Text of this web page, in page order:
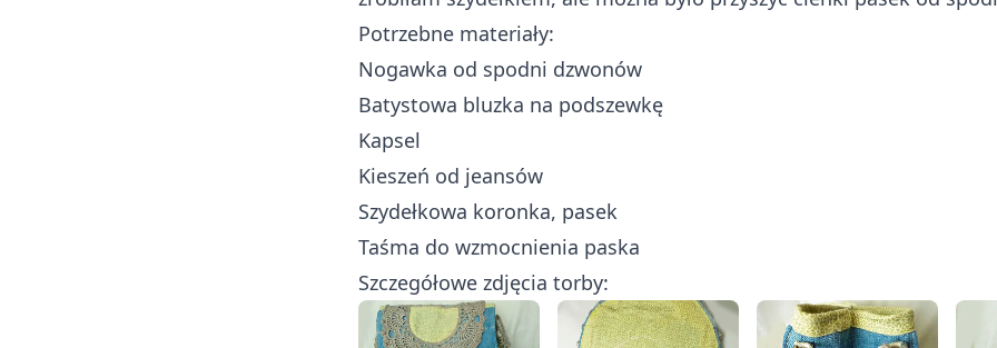
Potrzebne materiały:
Nogawka od spodni dzwonów
Batystowa bluzka na podszewkę
Kapsel
Kieszeń od jeansów
Szydełkowa koronka, pasek
Taśma do wzmocnienia paska
Szczegółowe zdjęcia torby: